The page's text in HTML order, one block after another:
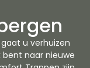
u verhuizen
bent naar nieuwe